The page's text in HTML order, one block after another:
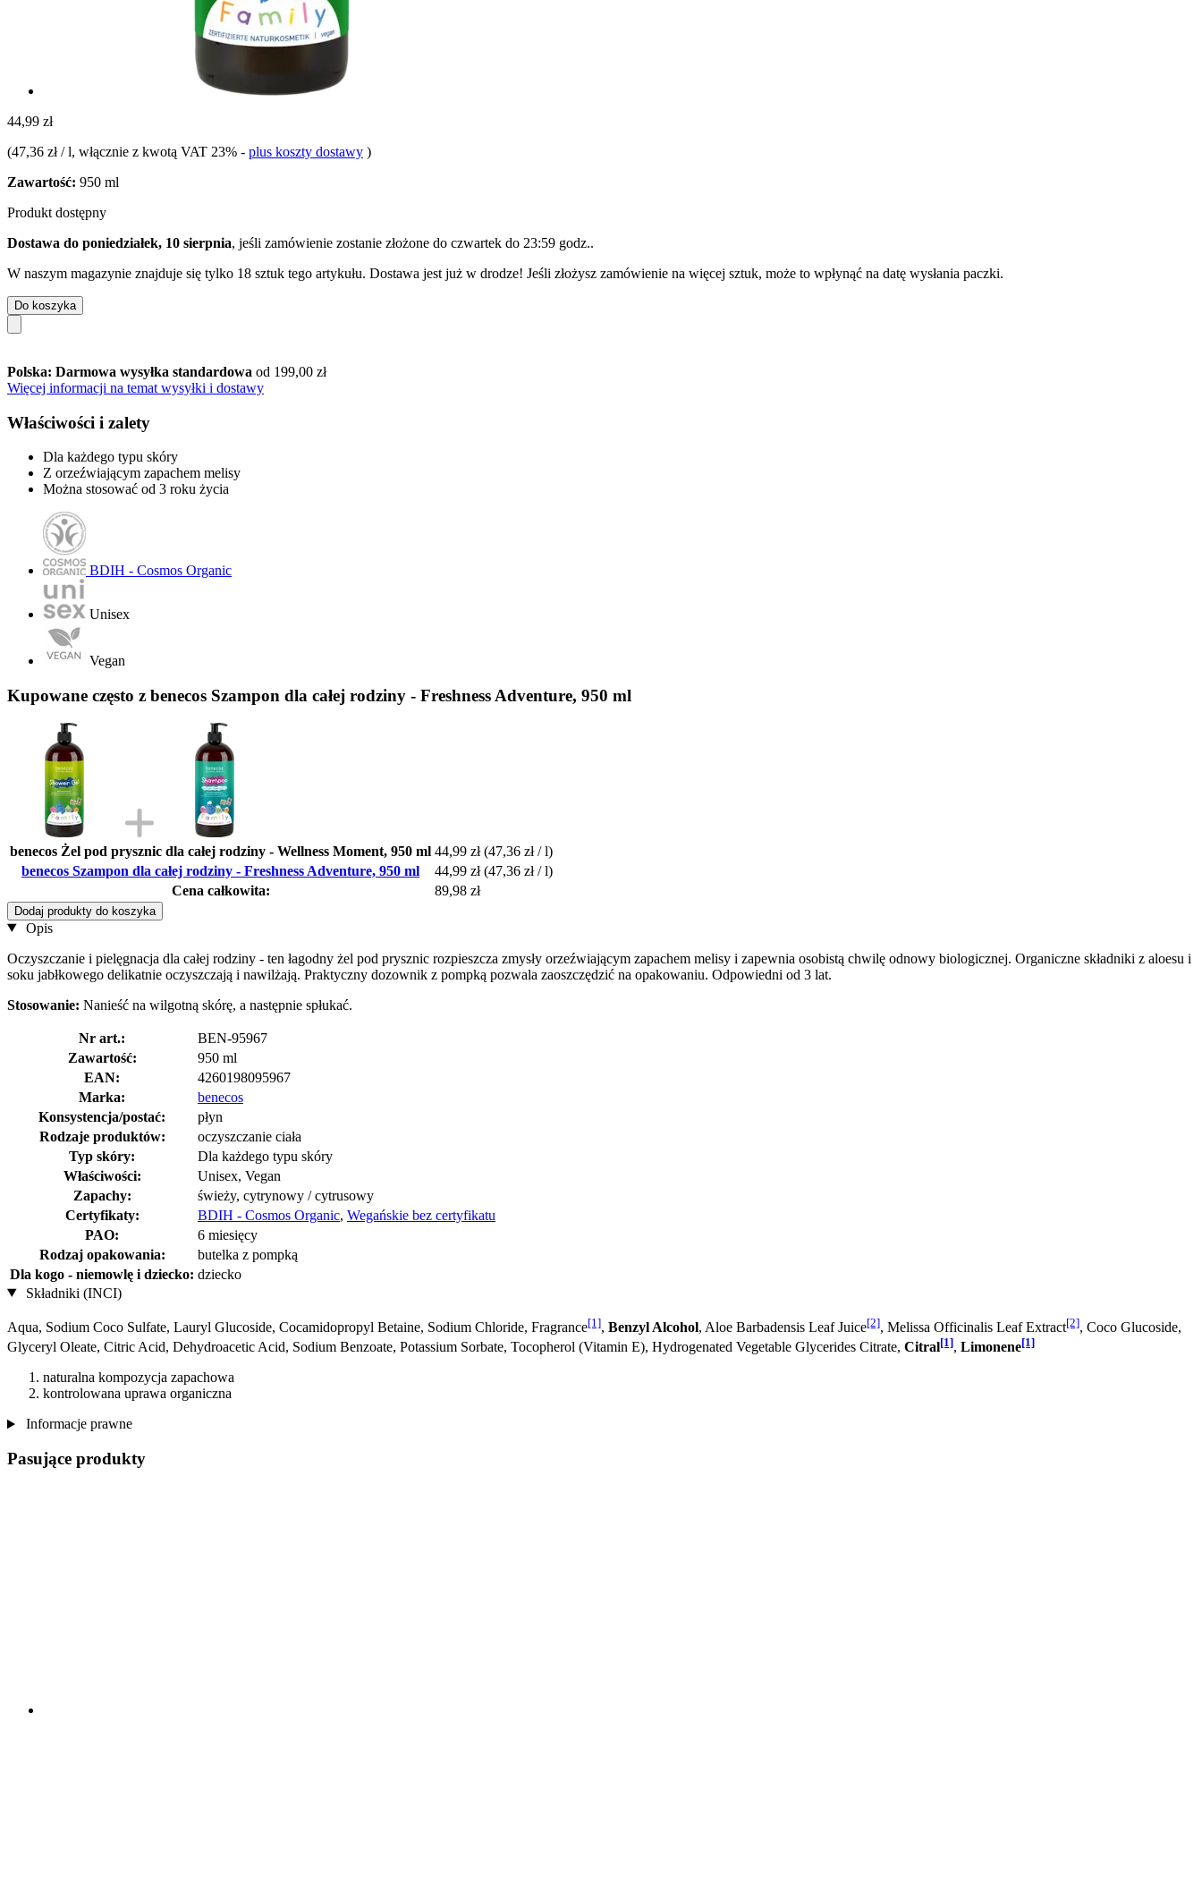
44,99 zł
(47,36 zł / l, włącznie z kwotą VAT 23% - plus koszty dostawy )
Zawartość: 950 ml
Produkt dostępny
Dostawa do poniedziałek, 10 sierpnia, jeśli zamówienie zostanie złożone do czwartek do 23:59 godz..
W naszym magazynie znajduje się tylko 18 sztuk tego artykułu. Dostawa jest już w drodze! Jeśli złożysz zamówienie na więcej sztuk, może to wpłynąć na datę wysłania paczki.
Do koszyka
Polska: Darmowa wysyłka standardowa od 199,00 zł
Więcej informacji na temat wysyłki i dostawy
Właściwości i zalety
Dla każdego typu skóry
Z orzeźwiającym zapachem melisy
Można stosować od 3 roku życia
BDIH - Cosmos Organic
Unisex
Vegan
Kupowane często z benecos Szampon dla całej rodziny - Freshness Adventure, 950 ml
benecos Żel pod prysznic dla całej rodziny - Wellness Moment, 950 ml 44,99 zł (47,36 zł / l)
benecos Szampon dla całej rodziny - Freshness Adventure, 950 ml
44,99 zł (47,36 zł / l)
Cena całkowita:
89,98 zł
Dodaj produkty do koszyka
Opis
Oczyszczanie i pielęgnacja dla całej rodziny - ten łagodny żel pod prysznic rozpieszcza zmysły orzeźwiającym zapachem melisy i zapewnia osobistą chwilę odnowy biologicznej. Organiczne składniki z aloesu i
soku jabłkowego delikatnie oczyszczają i nawilżają. Praktyczny dozownik z pompką pozwala zaoszczędzić na opakowaniu. Odpowiedni od 3 lat.
Stosowanie: Nanieść na wilgotną skórę, a następnie spłukać.
Nr art.:
BEN-95967
Zawartość:
950 ml
EAN:
4260198095967
Marka:
benecos
Konsystencja/postać:
płyn
Rodzaje produktów:
oczyszczanie ciała
Typ skóry:
Dla każdego typu skóry
Właściwości:
Unisex, Vegan
Zapachy:
świeży, cytrynowy / cytrusowy
Certyfikaty:
BDIH - Cosmos Organic, Wegańskie bez certyfikatu
PAO:
6 miesięcy
Rodzaj opakowania:
butelka z pompką
Dla kogo - niemowlę i dziecko: dziecko
Składniki (INCI)
Aqua, Sodium Coco­ Sulfate, Lauryl Glucoside, Cocamidopropyl Betaine, Sodium Chloride, Fragrance[1], Benzyl Alcohol, Aloe Barbadensis Leaf Juice[2], Melissa Officinalis Leaf Extract[2], Coco Glucoside,
Glyceryl Oleate, Citric Acid, Dehydroacetic Acid, Sodium Benzoate, Potassium Sorbate, Tocopherol (Vitamin E), Hydrogenated Vegetable Glycerides Citrate, Citral[1], Limonene[1]
naturalna kompozycja zapachowa
kontrolowana uprawa organiczna
Informacje prawne
Pasujące produkty